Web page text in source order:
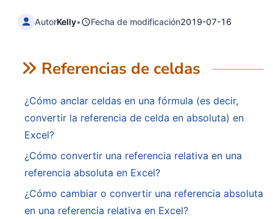
AutorKelly• Fecha de modificación2019-07-16
Referencias de celdas
¿Cómo anclar celdas en una fórmula (es decir,
convertir la referencia de celda en absoluta) en
Excel?
¿Cómo convertir una referencia relativa en una
referencia absoluta en Excel?
¿Cómo cambiar o convertir una referencia absoluta
en una referencia relativa en Excel?